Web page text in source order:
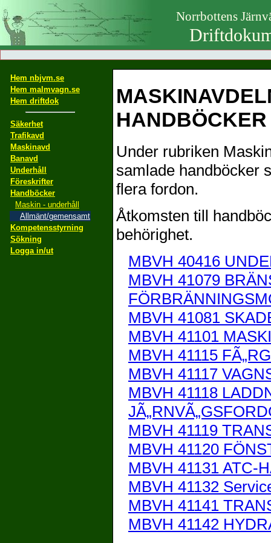
Norrbottens
Hem nbjvm.se
Hem malmvagn.se
Hem driftdok
Säkerhet
Trafikavd
Maskinavd
Banavd
Underhåll
Föreskrifter
Handböcker
Maskin - underhåll
Allmänt/gemensamt
Kompetensstyrning
Sökning
Logga in/ut
HANDBÖCKER
Under rubriken
samlade handböcker
flera fordon.
Åtkomsten till
behörighet.
MBVH 40416
MBVH 41079
MBVH 41081
MBVH 41101
MBVH 41115
MBVH 41117
MBVH 41118
MBVH 41119
MBVH 41120
MBVH 41131 ATC-
MBVH 41132
MBVH 41141
MBVH 41142